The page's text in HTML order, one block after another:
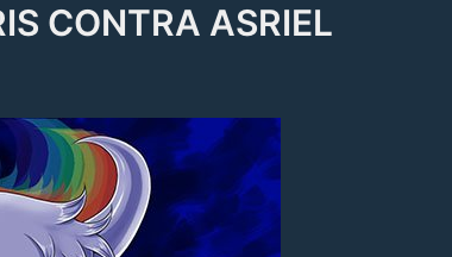
CONTRA ASRIEL